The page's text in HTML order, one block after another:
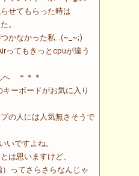
せてもらった時は
。
かなかった私…(~_~;)
ってもきっとcpuが違う
へ ＊＊＊
ーボードがお気に入り
の人には人気無さそうで
いですよね。
は思いますけど、
ってさらさらなんじゃ